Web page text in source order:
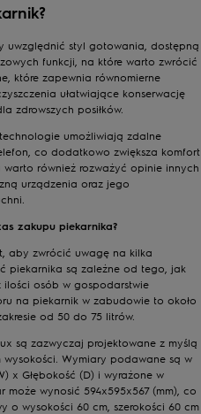
uwzględnić styl gotowania, dostępną
funkcji, na które warto zwrócić
które zapewnia równomierne
ułatwiające konserwację
zdrowszych posiłków.
umożliwiają zdalne
co dodatkowo zwiększa komfort
również rozważyć opinie innych
urządzenia oraz jego
zakupu piekarnika?
aby zwrócić uwagę na kilka
piekarnika są zależne od tego, jak
ilości osób w gospodarstwie
na piekarnik w zabudowie to około
od 50 do 75 litrów.
są zazwyczaj projektowane z myślą
Wymiary podawane są w
x Głębokość (D) i wyrażone w
może wynosić 594x595x567 (mm), co
wysokości 60 cm, szerokości 60 cm